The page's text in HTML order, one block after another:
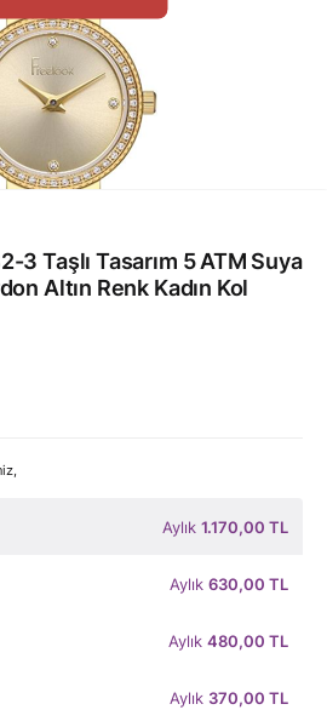
3 Taşlı Tasarım 5 ATM Suya
Altın Renk Kadın Kol
Aylık 1.170,00 TL
Aylık 630,00 TL
Aylık 480,00 TL
Aylık 370,00 TL